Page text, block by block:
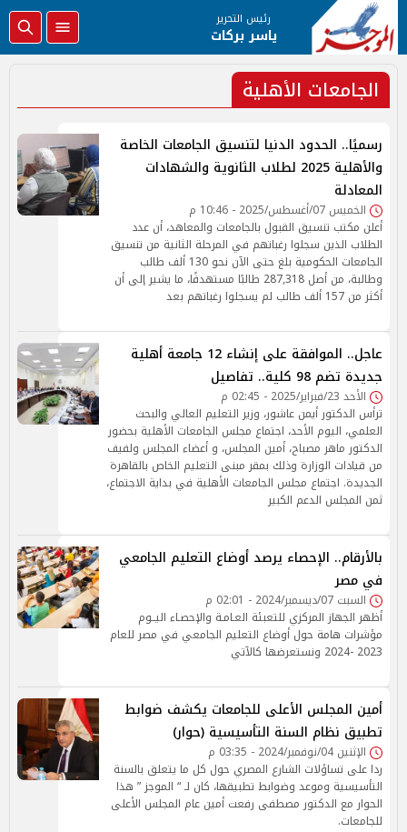
رئيس التحرير
ياسر بركات
الجامعات الأهلية
رسميًا.. الحدود الدنيا لتنسيق الجامعات الخاصة
والأهلية 2025 لطلاب الثانوية والشهادات
المعادلة
الخميس 07/أغسطس/2025 - 10:46 م
أعلن مكتب تنسيق القبول بالجامعات والمعاهد، أن عدد
الطلاب الذين سجلوا رغباتهم في المرحلة الثانية من تنسيق
الجامعات الحكومية بلغ حتى الآن نحو 130 ألف طالب
وطالبة، من أصل 287,318 طالبًا مستهدفًا، ما يشير إلى أن
أكثر من 157 ألف طالب لم يسجلوا رغباتهم بعد
عاجل.. الموافقة على إنشاء 12 جامعة أهلية
جديدة تضم 98 كلية.. تفاصيل
الأحد 23/فبراير/2025 - 02:45 م
ترأس الدكتور أيمن عاشور، وزير التعليم العالي والبحث
العلمي، اليوم الأحد، اجتماع مجلس الجامعات الأهلية بحضور
الدكتور ماهر مصباح، أمين المجلس، و أعضاء المجلس ولفيف
من قيادات الوزارة وذلك بمقر مبنى التعليم الخاص بالقاهرة
الجديدة. اجتماع مجلس الجامعات الأهلية في بداية الاجتماع،
ثمن المجلس الدعم الكبير
بالأرقام.. الإحصاء يرصد أوضاع التعليم الجامعي
في مصر
السبت 07/ديسمبر/2024 - 02:01 م
أظهر الجهاز المركزي للتعبئة العـامـة والإحصـاء اليــوم
مؤشرات هامة حول أوضاع التعليم الجامعي في مصر للعام
2023 -2024 ونستعرضها كالآتي
أمين المجلس الأعلى للجامعات يكشف ضوابط
تطبيق نظام السنة التأسيسية (حوار)
الإثنين 04/نوفمبر/2024 - 03:35 م
ردا على تساؤلات الشارع المصري حول كل ما يتعلق بالسنة
التأسيسية وموعد وضوابط تطبيقها، كان لـ “ الموجز ” هذا
الحوار مع الدكتور مصطفى رفعت أمين عام المجلس الأعلى
للجامعات.